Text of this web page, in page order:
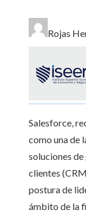
Rojas
Salesforce,
como una de
soluciones
clientes
postura de
ámbito de la